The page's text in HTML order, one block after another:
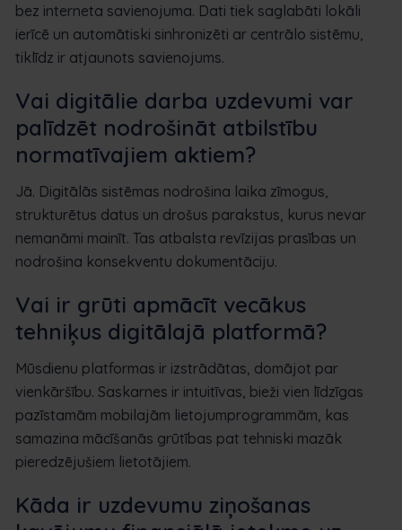
bez interneta savienojuma. Dati tiek saglabāti lokāli
ierīcē un automātiski sinhronizēti ar centrālo sistēmu,
tiklīdz ir atjaunots savienojums.
Vai digitālie darba uzdevumi var
palīdzēt nodrošināt atbilstību
normatīvajiem aktiem?
Jā. Digitālās sistēmas nodrošina laika zīmogus,
strukturētus datus un drošus parakstus, kurus nevar
nemanāmi mainīt. Tas atbalsta revīzijas prasības un
nodrošina konsekventu dokumentāciju.
Vai ir grūti apmācīt vecākus
tehniķus digitālajā platformā?
Mūsdienu platformas ir izstrādātas, domājot par
vienkāršību. Saskarnes ir intuitīvas, bieži vien līdzīgas
pazīstamām mobilajām lietojumprogrammām, kas
samazina mācīšanās grūtības pat tehniski mazāk
pieredzējušiem lietotājiem.
Kāda ir uzdevumu ziņošanas